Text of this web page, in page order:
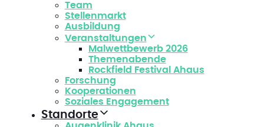
Team
Stellenmarkt
Ausbildung
Veranstaltungen
Malwettbewerb 2026
Themenabende
Rockfield Festival Ahaus
Forschung
Kooperationen
Soziales Engagement
Standorte